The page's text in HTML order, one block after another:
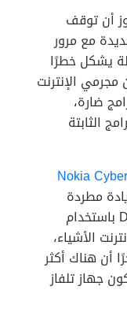
أن توقف
مع مرور
يشكل خطرًا
مجرمي الإنترنت
ضارة،
الثابتة
Nokia Cyber
مطردة
بنسبة 500% في حجم هجمات DDoS باستخدام
الأشياء،
أن هناك أكثر
جهاز تلفاز